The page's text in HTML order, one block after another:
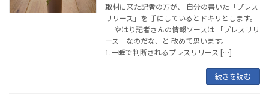
取材に来た記者の方が、 自分の書いた「プレス
リリース」を 手にしているとドキリとします。
やはり記者さんの情報ソースは 「プレスリリ
ース」なのだな、と 改めて思います。
1.一瞬で判断されるプレスリリース […]
続きを読む